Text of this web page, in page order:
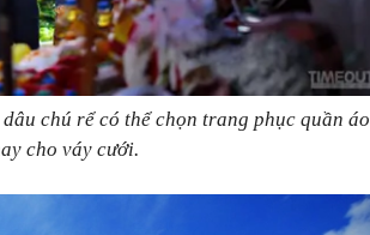
chú rể có thể chọn trang phục quần áo
cho váy cưới.